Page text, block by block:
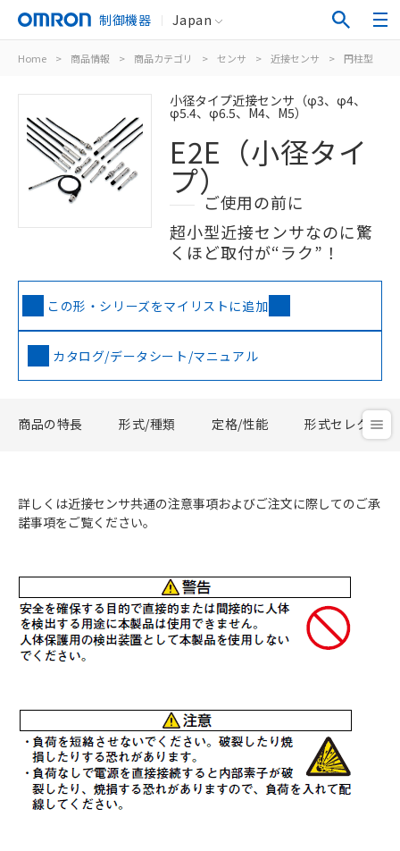
制御機器 Japan
Home > 商品情報 > 商品カテゴリ > センサ > 近接センサ > 円柱型
小径タイプ近接センサ（φ3、φ4、
φ5.4、φ6.5、M4、M5）
E2E（小径タイ
プ）
ご使用の前に
超小型近接センサなのに驚
くほど取付が“ラク”！
この形・シリーズをマイリストに追加
カタログ/データシート/マニュアル
商品の特長 形式/種類 定格/性能 形式セレクタ
詳しくは近接センサ共通の注意事項およびご注文に際してのご承
諾事項をご覧ください。